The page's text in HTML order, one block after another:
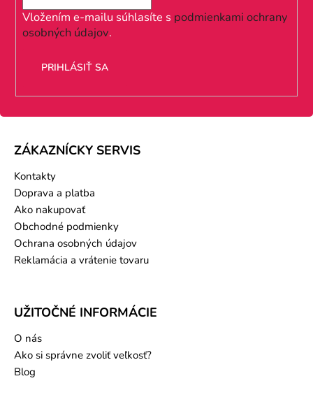
Vložením e-mailu súhlasíte s podmienkami ochrany
osobných údajov.
PRIHLÁSIŤ SA
ZÁKAZNÍCKY SERVIS
Kontakty
Doprava a platba
Ako nakupovať
Obchodné podmienky
Ochrana osobných údajov
Reklamácia a vrátenie tovaru
UŽITOČNÉ INFORMÁCIE
O nás
Ako si správne zvoliť veľkosť?
Blog